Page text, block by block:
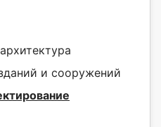
и сооружений